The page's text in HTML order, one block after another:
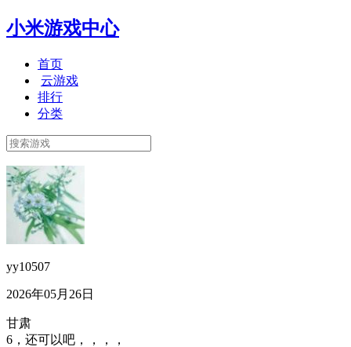
小米游戏中心
首页
云游戏
排行
分类
yy10507
2026年05月26日
甘肃
6，还可以吧，，，，